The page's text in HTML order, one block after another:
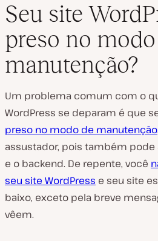
Seu site
preso no modo
manutenção?
Um problema comum com o
WordPress se deparam é que
preso no modo de manutenção
assustador, pois também
e o backend. De repente, você
seu site WordPress e seu site
baixo, exceto pela breve
vêem.